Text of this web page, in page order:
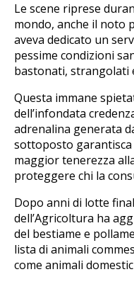
Le scene riprese
mondo, anche il noto
aveva dedicato un
pessime condizioni
bastonati, strangolati
Questa immane
dell’infondata
adrenalina generata
sottoposto
maggior tenerezza
proteggere chi la
Dopo anni di lotte
dell’Agricoltura ha
del bestiame e
lista di animali
come animali